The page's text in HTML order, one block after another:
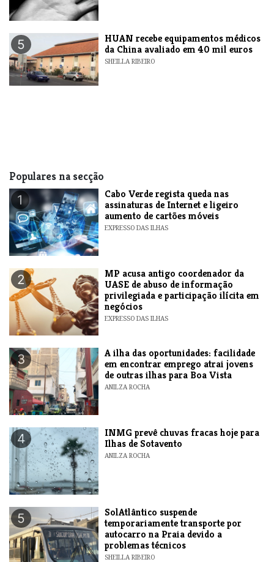
5
HUAN recebe equipamentos médicos
da China avaliado em 40 mil euros
SHEILLA RIBEIRO
Populares na secção
1
Cabo Verde regista queda nas
assinaturas de Internet e ligeiro
aumento de cartões móveis
EXPRESSO DAS ILHAS
2
MP acusa antigo coordenador da
UASE de abuso de informação
privilegiada e participação ilícita em
negócios
EXPRESSO DAS ILHAS
3
A ilha das oportunidades: facilidade
em encontrar emprego atrai jovens
de outras ilhas para Boa Vista
ANILZA ROCHA
4
INMG prevê chuvas fracas hoje para
Ilhas de Sotavento
ANILZA ROCHA
5
SolAtlântico suspende
temporariamente transporte por
autocarro na Praia devido a
problemas técnicos
SHEILLA RIBEIRO